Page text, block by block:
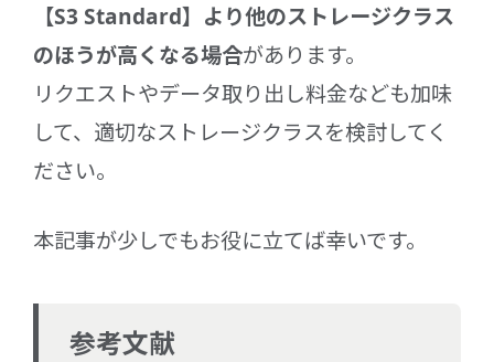
【S3 Standard】より他のストレージクラス
のほうが高くなる場合があります。
リクエストやデータ取り出し料金なども加味
して、適切なストレージクラスを検討してく
ださい。
本記事が少しでもお役に立てば幸いです。
参考文献